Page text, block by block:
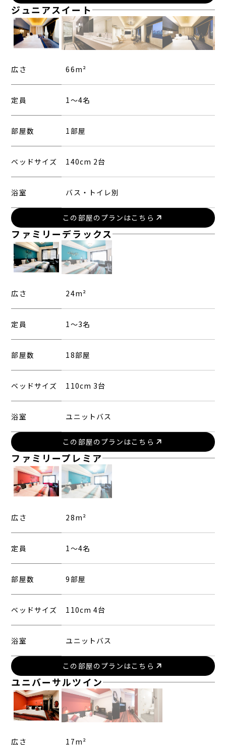
※You will be redirected to Choice Hotel International official website
Rates and the membership program differ from Japanese website.
Global Site
You can see the FAQ as follows.
ジュニアスイート
広さ 66m²
定員 1〜4名
部屋数 1部屋
ベッドサイズ 140cm 2台
浴室 バス・トイレ別
この部屋のプランはこちら
ファミリーデラックス
広さ 24m²
定員 1〜3名
部屋数 18部屋
ベッドサイズ 110cm 3台
浴室 ユニットバス
この部屋のプランはこちら
ファミリープレミア
広さ 28m²
定員 1〜4名
部屋数 9部屋
ベッドサイズ 110cm 4台
浴室 ユニットバス
この部屋のプランはこちら
ユニバーサルツイン
広さ 17m²